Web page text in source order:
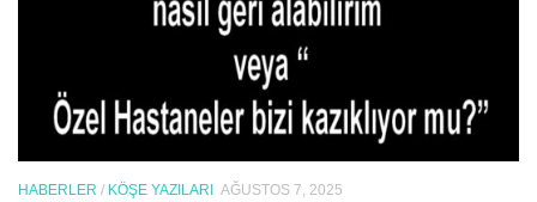
HABERLER / KÖŞE YAZILARI AĞUSTOS 7, 2025